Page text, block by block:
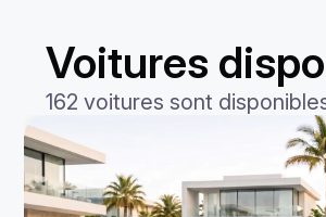
Voitures
162 voitures sont